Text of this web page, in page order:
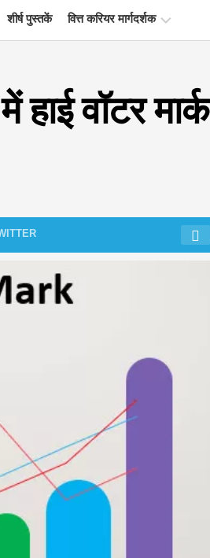
शीर्ष पुस्तकें वित्त करियर मार्गदर्शक
संसाधन
हाई वॉटर मार्क